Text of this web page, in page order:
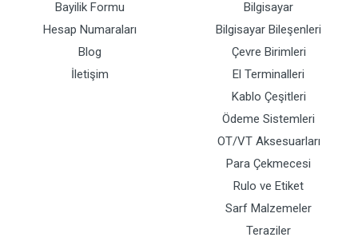
Bayilik Formu
Hesap Numaraları
Blog
İletişim
Bilgisayar
Bilgisayar Bileşenleri
Çevre Birimleri
El Terminalleri
Kablo Çeşitleri
Ödeme Sistemleri
OT/VT Aksesuarları
Para Çekmecesi
Rulo ve Etiket
Sarf Malzemeler
Teraziler